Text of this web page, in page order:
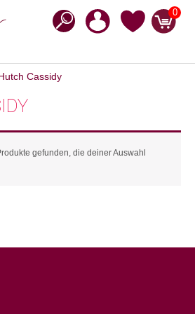
0
Cassidy
gefunden, die deiner Auswahl